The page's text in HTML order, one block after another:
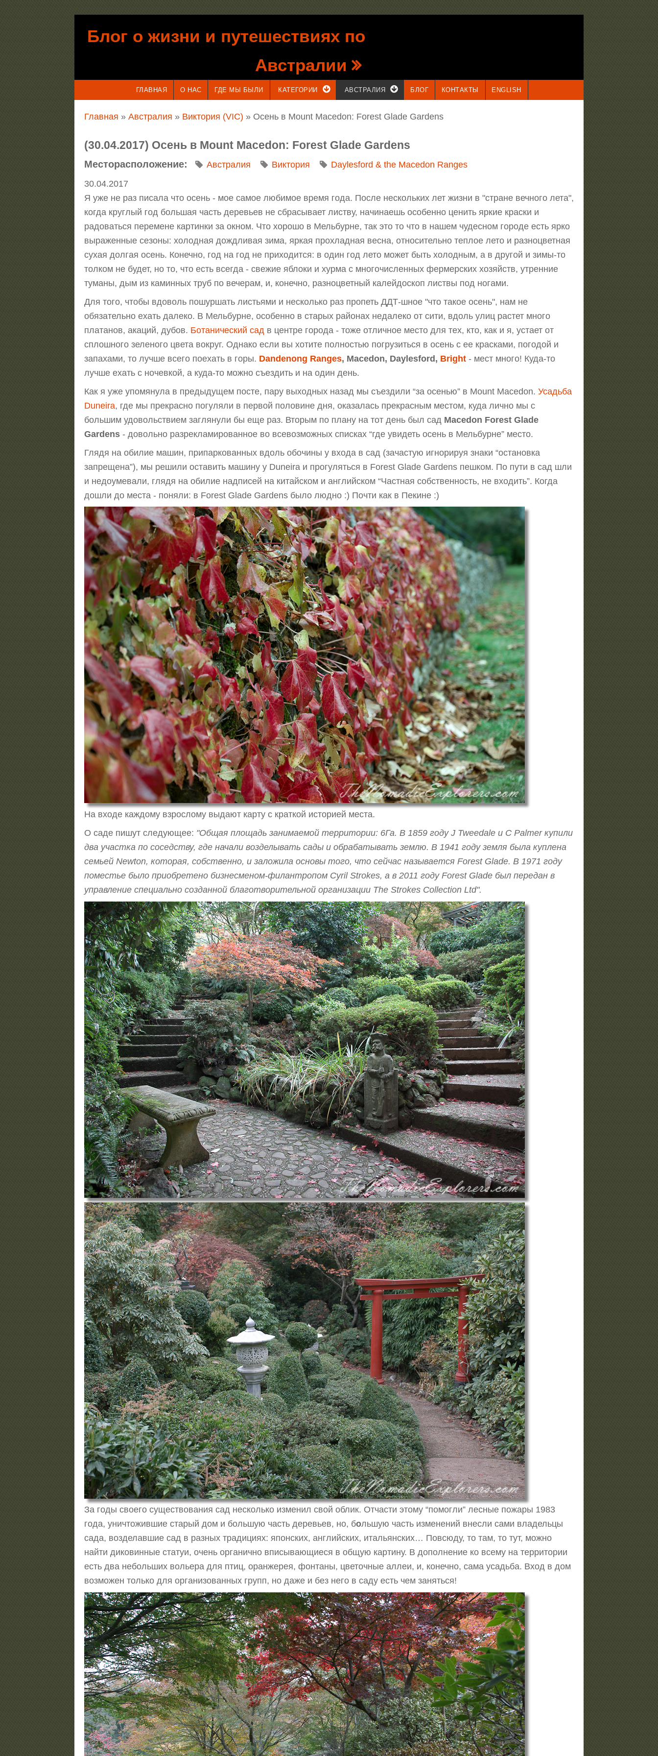
Блог о жизни и путешествиях по
Австралии
ГЛАВНАЯ О НАС ГДЕ МЫ БЫЛИ КАТЕГОРИИ АВСТРАЛИЯ БЛОГ КОНТАКТЫ ENGLISH
Вы здесь
Главная » Австралия » Виктория (VIC) » Осень в Mount Macedon: Forest Glade Gardens
(30.04.2017) Осень в Mount Macedon: Forest Glade Gardens
Месторасположение: Австралия Виктория
Daylesford & the Macedon Ranges
30.04.2017
Я уже не раз писала что осень - мое самое любимое время года. После нескольких лет жизни в "стране вечного лета",
когда круглый год большая часть деревьев не сбрасывает листву, начинаешь особенно ценить яркие краски и
радоваться перемене картинки за окном. Что хорошо в Мельбурне, так это то что в нашем чудесном городе есть ярко
выраженные сезоны: холодная дождливая зима, яркая прохладная весна, относительно теплое лето и разноцветная
сухая долгая осень. Конечно, год на год не приходится: в один год лето может быть холодным, а в другой и зимы-то
толком не будет, но то, что есть всегда - свежие яблоки и хурма с многочисленных фермерских хозяйств, утренние
туманы, дым из каминных труб по вечерам, и, конечно, разноцветный калейдоскоп листвы под ногами.
Для того, чтобы вдоволь пошуршать листьями и несколько раз пропеть ДДТ-шное "что такое осень", нам не
обязательно ехать далеко. В Мельбурне, особенно в старых районах недалеко от сити, вдоль улиц растет много
платанов, акаций, дубов. Ботанический сад в центре города - тоже отличное место для тех, кто, как и я, устает от
сплошного зеленого цвета вокруг. Однако если вы хотите полностью погрузиться в осень с ее красками, погодой и
запахами, то лучше всего поехать в горы. Dandenong Ranges, Macedon, Daylesford, Bright - мест много! Куда-то
лучше ехать с ночевкой, а куда-то можно съездить и на один день.
Как я уже упомянула в предыдущем посте, пару выходных назад мы съездили “за осенью” в Mount Macedon. Усадьба
Duneira, где мы прекрасно погуляли в первой половине дня, оказалась прекрасным местом, куда лично мы с
большим удовольствием заглянули бы еще раз. Вторым по плану на тот день был сад Macedon Forest Glade
Gardens - довольно разрекламированное во всевозможных списках “где увидеть осень в Мельбурне” место.
Глядя на обилие машин, припаркованных вдоль обочины у входа в сад (зачастую игнорируя знаки “остановка
запрещена”), мы решили оставить машину у Duneira и прогуляться в Forest Glade Gardens пешком. По пути в сад шли
и недоумевали, глядя на обилие надписей на китайском и английском “Частная собственность, не входить”. Когда
дошли до места - поняли: в Forest Glade Gardens было людно :) Почти как в Пекине :)
На входе каждому взрослому выдают карту с краткой историей места.
О саде пишут следующее: "Общая площадь занимаемой территории: 6Га. В 1859 году J Tweedale и C Palmer купили
два участка по соседству, где начали возделывать сады и обрабатывать землю. В 1941 году земля была куплена
семьей Newton, которая, собственно, и заложила основы того, что сейчас называется Forest Glade. В 1971 году
поместье было приобретено бизнесменом-филантропом Cyril Strokes, а в 2011 году Forest Glade был передан в
управление специально созданной благотворительной организации The Strokes Collection Ltd".
За годы своего существования сад несколько изменил свой облик. Отчасти этому “помогли” лесные пожары 1983
года, уничтожившие старый дом и большую часть деревьев, но, большую часть изменений внесли сами владельцы
сада, возделавшие сад в разных традициях: японских, английских, итальянских… Повсюду, то там, то тут, можно
найти диковинные статуи, очень органично вписывающиеся в общую картину. В дополнение ко всему на территории
есть два небольших вольера для птиц, оранжерея, фонтаны, цветочные аллеи, и, конечно, сама усадьба. Вход в дом
возможен только для организованных групп, но даже и без него в саду есть чем заняться!